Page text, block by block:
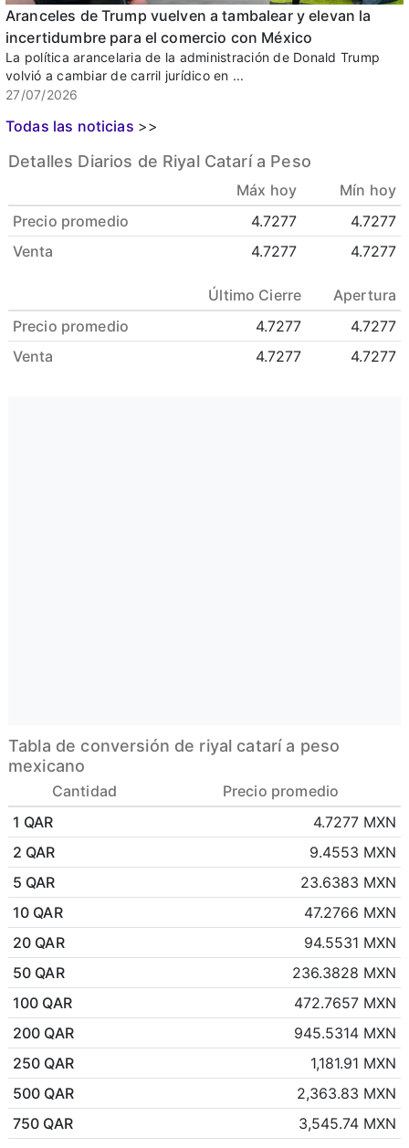
Aranceles de Trump vuelven a tambalear y elevan la
incertidumbre para el comercio con México
La política arancelaria de la administración de Donald Trump
volvió a cambiar de carril jurídico en ...
27/07/2026
Todas las noticias >>
Detalles Diarios de Riyal Catarí a Peso
Máx hoy
Mín hoy
Precio promedio
4.7277
4.7277
Venta
4.7277 4.7277
Último Cierre
Apertura
Precio promedio
4.7277
4.7277
Venta
4.7277 4.7277
Tabla de conversión de riyal catarí a peso
mexicano
Cantidad
Precio promedio
1 QAR
4.7277 MXN
2 QAR
9.4553 MXN
5 QAR
23.6383 MXN
10 QAR
47.2766 MXN
20 QAR
94.5531 MXN
50 QAR
236.3828 MXN
100 QAR
472.7657 MXN
200 QAR
945.5314 MXN
250 QAR
1,181.91 MXN
500 QAR
2,363.83 MXN
750 QAR
3,545.74 MXN